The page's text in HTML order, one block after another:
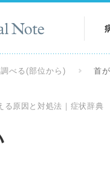
べる(部位から) 首
る原因と対処法｜症状辞典